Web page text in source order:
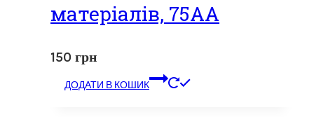
матеріалів, 75АА
150 грн
ДОДАТИ В КОШИК